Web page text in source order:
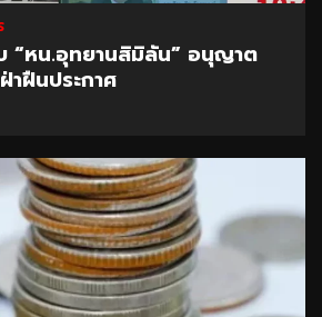
“หน.อุทยานสิมิลัน” อนุญาต
าฝืนประกาศ